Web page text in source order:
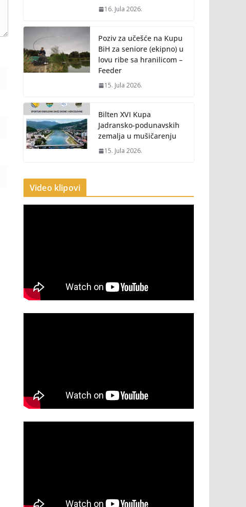
16. Jula 2026.
Poziv za učešće na Kupu
BiH za seniore (ekipno) u
lovu ribe sa hranilicom –
Feeder
15. Jula 2026.
Bilten XVI Kupa
Jadransko-podunavskih
zemalja u mušičarenju
15. Jula 2026.
Video klipovi